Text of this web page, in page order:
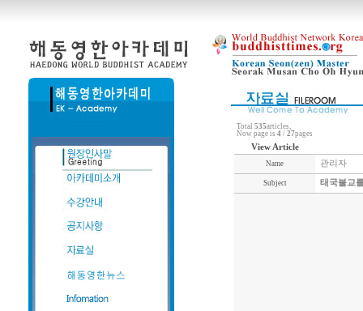
Total 535articles,
Now page is 4 / 27pages
View Article
Name 관리자
Subject 태국불교